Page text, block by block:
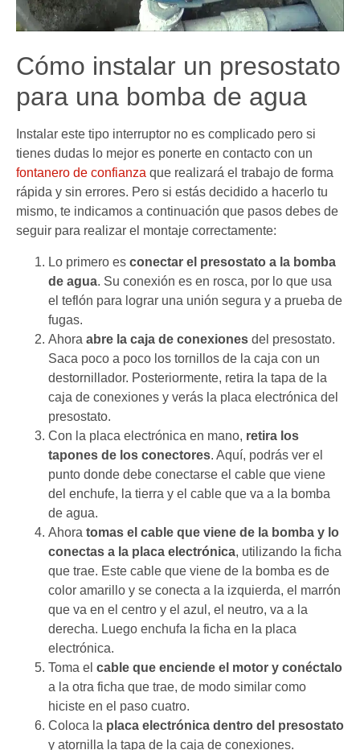
Cómo instalar un presostato
para una bomba de agua
Instalar este tipo interruptor no es complicado pero si
tienes dudas lo mejor es ponerte en contacto con un
fontanero de confianza que realizará el trabajo de forma
rápida y sin errores. Pero si estás decidido a hacerlo tu
mismo, te indicamos a continuación que pasos debes de
seguir para realizar el montaje correctamente:
Lo primero es conectar el presostato a la bomba
de agua. Su conexión es en rosca, por lo que usa
el teflón para lograr una unión segura y a prueba de
fugas.
Ahora abre la caja de conexiones del presostato.
Saca poco a poco los tornillos de la caja con un
destornillador. Posteriormente, retira la tapa de la
caja de conexiones y verás la placa electrónica del
presostato.
Con la placa electrónica en mano, retira los
tapones de los conectores. Aquí, podrás ver el
punto donde debe conectarse el cable que viene
del enchufe, la tierra y el cable que va a la bomba
de agua.
Ahora tomas el cable que viene de la bomba y lo
conectas a la placa electrónica, utilizando la ficha
que trae. Este cable que viene de la bomba es de
color amarillo y se conecta a la izquierda, el marrón
que va en el centro y el azul, el neutro, va a la
derecha. Luego enchufa la ficha en la placa
electrónica.
Toma el cable que enciende el motor y conéctalo
a la otra ficha que trae, de modo similar como
hiciste en el paso cuatro.
Coloca la placa electrónica dentro del presostato
y atornilla la tapa de la caja de conexiones.